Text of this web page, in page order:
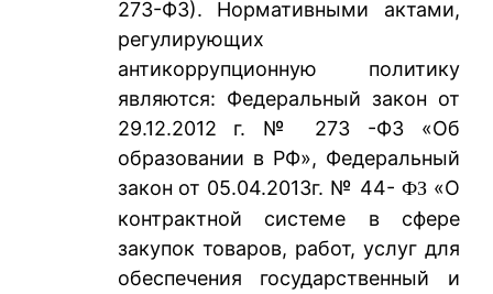
273-ФЗ). Нормативными актами,
регулирующих
антикоррупционную политику
являются: Федеральный закон от
29.12.2012 г. № 273 -ФЗ «Об
образовании в РФ», Федеральный
закон от 05.04.2013г. № 44-ФЗ «О
контрактной системе в сфере
закупок товаров, работ, услуг для
обеспечения государственный и